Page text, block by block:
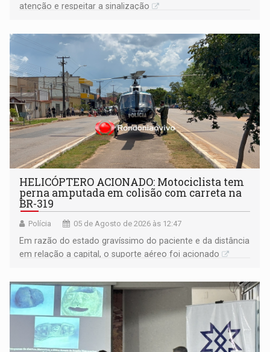
atenção e respeitar a sinalização
HELICÓPTERO ACIONADO: Motociclista tem
perna amputada em colisão com carreta na
BR-319
Polícia 05 de Agosto de 2026 às 12:47
Em razão do estado gravíssimo do paciente e da distância
em relação a capital, o suporte aéreo foi acionado